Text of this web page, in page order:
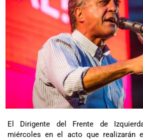
El Dirigente del Frente de
miércoles en el acto que realizarán